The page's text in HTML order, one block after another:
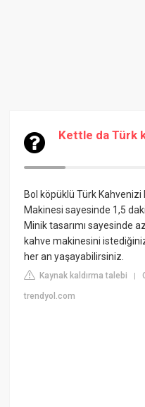
Kettle da Türk
Bol köpüklü Türk
Makinesi sayesinde 1,5
Minik tasarımı sayesinde
kahve makinesini
her an yaşayabilirsiniz.
Kaynak kaldırma talebi |
trendyol.com